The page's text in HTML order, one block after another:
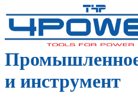
Промышленное
и инструмент